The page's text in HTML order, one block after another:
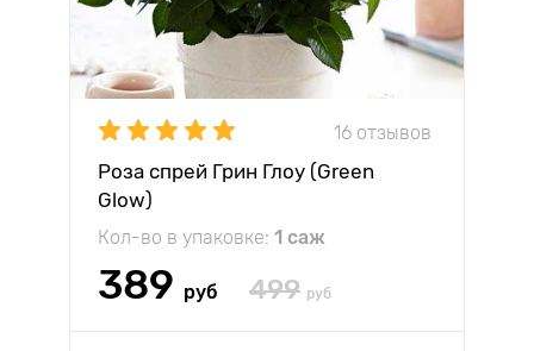
16 отзывов
Роза спрей Грин Глоу (Green
Glow)
Кол-во в упаковке: 1 саж
389 руб 499 руб